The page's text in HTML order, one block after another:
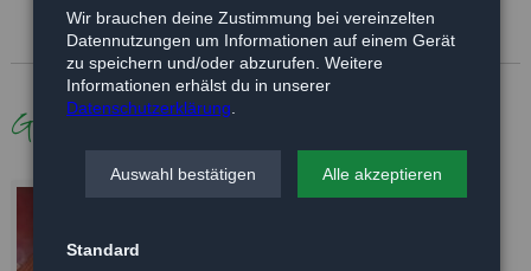
Galerie
Wir brauchen deine Zustimmung bei vereinzelten
Datennutzungen um Informationen auf einem Gerät
zu speichern und/oder abzurufen. Weitere
Informationen erhälst du in unserer
Datenschutzerklärung
Auswahl bestätigen Alle akzeptieren
Standard